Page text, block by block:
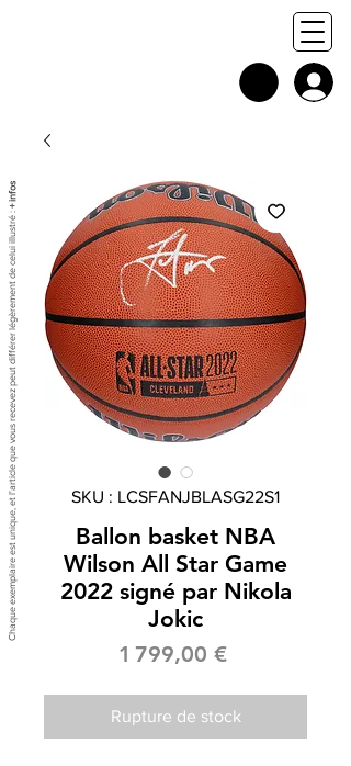
SKU : LCSFANJBLASG22S1
Ballon basket NBA
Wilson All Star Game
2022 signé par Nikola
Jokic
1 799,00 €Prix
Rupture de stock
Chaque exemplaire est unique, et l'article que vous recevez peut différer légèrement de celui illustré :
+ infos